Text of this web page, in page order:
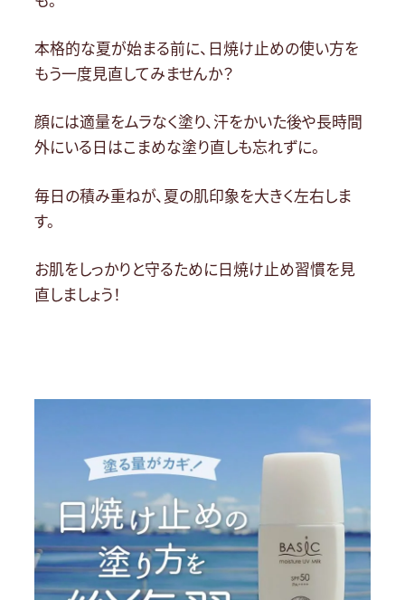
本格的な夏が始まる前に、日焼け止めの使い方を
もう一度見直してみませんか？
顔には適量をムラなく塗り、汗をかいた後や長時間
外にいる日はこまめな塗り直しも忘れずに。
毎日の積み重ねが、夏の肌印象を大きく左右しま
す。
お肌をしっかりと守るために日焼け止め習慣を見
直しましょう！